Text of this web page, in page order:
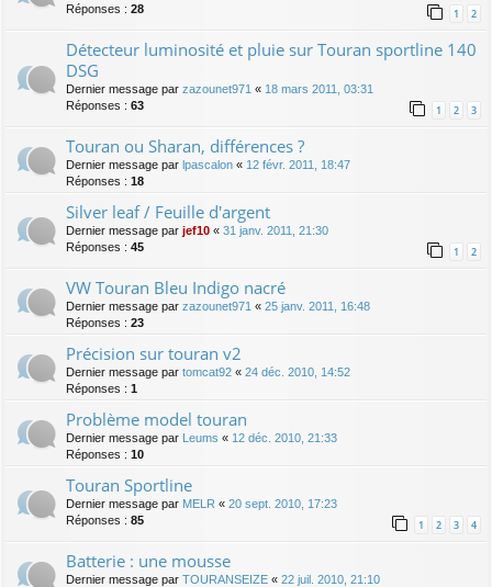
Réponses : 28 1 2
Détecteur luminosité et pluie sur Touran sportline 140
DSG
Dernier message par zazounet971 « 18 mars 2011, 03:31
Réponses : 63 1 2 3
Touran ou Sharan, différences ?
Dernier message par lpascalon « 12 févr. 2011, 18:47
Réponses : 18
Silver leaf / Feuille d'argent
Dernier message par jef10 « 31 janv. 2011, 21:30
Réponses : 45 1 2
VW Touran Bleu Indigo nacré
Dernier message par zazounet971 « 25 janv. 2011, 16:48
Réponses : 23
Précision sur touran v2
Dernier message par tomcat92 « 24 déc. 2010, 14:52
Réponses : 1
Problème model touran
Dernier message par Leums « 12 déc. 2010, 21:33
Réponses : 10
Touran Sportline
Dernier message par MELR « 20 sept. 2010, 17:23
Réponses : 85 1 2 3 4
Batterie : une mousse
Dernier message par TOURANSEIZE « 22 juil. 2010, 21:10